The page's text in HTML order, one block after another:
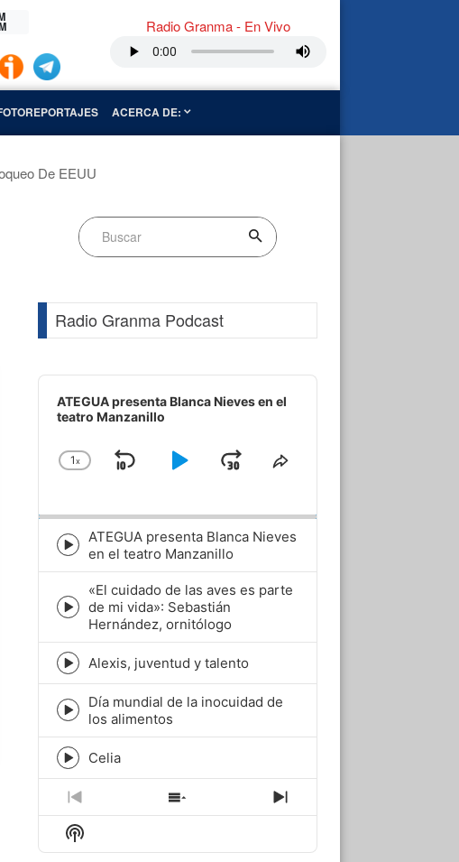
Radio Granma - En Vivo
ACERCA DE:
De EEUU
Radio Granma Podcast
Audio
Player
ATEGUA presenta Blanca Nieves en el
teatro Manzanillo
Change
1x
SkipPlayJumpShare
Episode
play
icon
ATEGUA presenta Blanca Nieves
en el teatro Manzanillo
Episode
play
icon
«El cuidado de las aves es parte
de mi vida»: Sebastián
Hernández, ornitólogo
Episode
play
icon
Alexis, juventud y talento
Episode
play
icon
Día mundial de la inocuidad de
los alimentos
Episode
play
icon
Celia
Previous
Episode
Show
Episodes
Next
Episode
Show
Podcast